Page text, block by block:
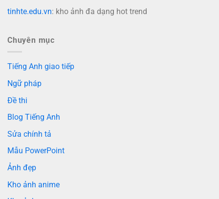
tinhte.edu.vn: kho ảnh đa dạng hot trend
Chuyên mục
Tiếng Anh giao tiếp
Ngữ pháp
Đề thi
Blog Tiếng Anh
Sửa chính tả
Mẫu PowerPoint
Ảnh đẹp
Kho ảnh anime